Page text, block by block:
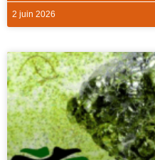
2 juin 2026